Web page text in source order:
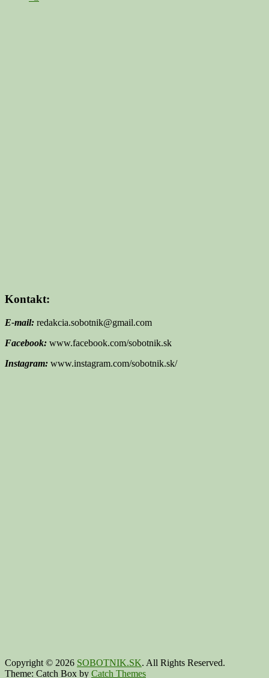
Kontakt:
E-mail: redakcia.sobotnik@gmail.com
Facebook: www.facebook.com/sobotnik.sk
Instagram: www.instagram.com/sobotnik.sk/
Copyright © 2026 SOBOTNIK.SK. All Rights Reserved.
Theme: Catch Box by Catch Themes